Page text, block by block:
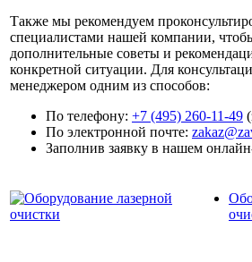
Также мы рекомендуем
специалистами нашей компании,
дополнительные советы и
конкретной ситуации. Для
менеджером одним из способов:
По телефону: +7 (495) 260-11-49
По электронной почте:
Заполнив заявку в нашем